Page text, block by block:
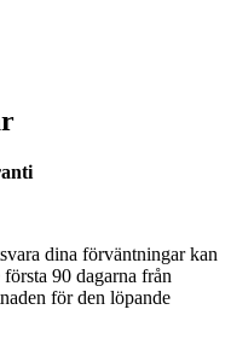
dina förväntningar kan
90 dagarna från
för den löpande